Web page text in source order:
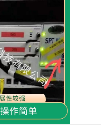
思博伦SPT-2000A-HS
思博伦TestCenter
思博伦Spirent SPT-9000A